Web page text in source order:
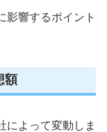
影響するポイント
額
によって変動しま